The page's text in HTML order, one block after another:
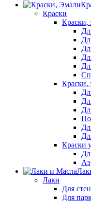
Краски
Краски,
Краски,
По
Краски
Лаки
Для
Для